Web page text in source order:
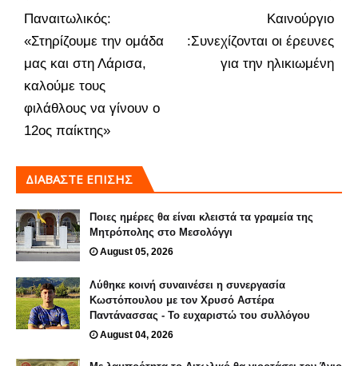
Καινούργιο
:Συνεχίζονται οι έρευνες
για την ηλικιωμένη
Παναιτωλικός:
«Στηρίζουμε την ομάδα
μας και στη Λάρισα,
καλούμε τους
φιλάθλους να γίνουν ο
12ος παίκτης»
ΔΙΑΒΑΣΤΕ ΕΠΙΣΗΣ
Ποιες ημέρες θα είναι κλειστά τα γραμεία της
Μητρόπολης στο Μεσολόγγι
August 05, 2026
Λύθηκε κοινή συναινέσει η συνεργασία
Κωστόπουλου με τον Χρυσό Αστέρα
Παντάνασσας - Το ευχαριστώ του συλλόγου
August 04, 2026